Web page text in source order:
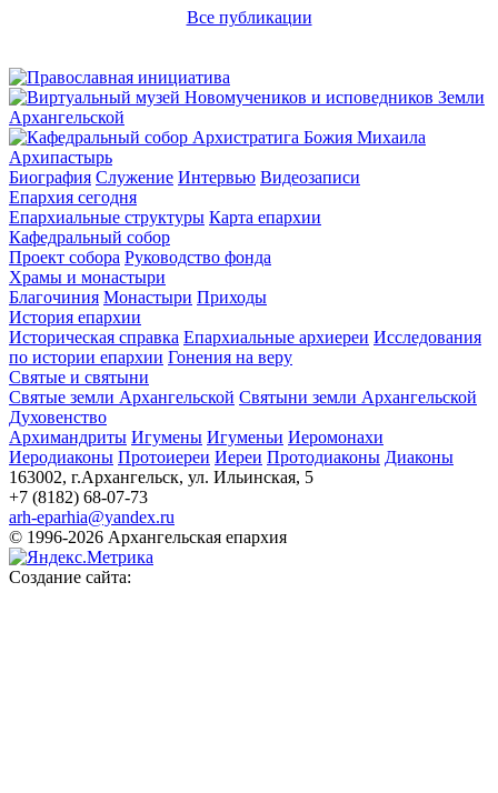
Все публикации
Архипастырь
Биография Служение Интервью Видеозаписи
Епархия сегодня
Епархиальные структуры Карта епархии
Кафедральный собор
Проект собора Руководство фонда
Храмы и монастыри
Благочиния Монастыри Приходы
История епархии
Историческая справка Епархиальные архиереи Исследования
по истории епархии Гонения на веру
Святые и святыни
Святые земли Архангельской Святыни земли Архангельской
Духовенство
Архимандриты Игумены Игуменьи Иеромонахи
Иеродиаконы Протоиереи Иереи Протодиаконы Диаконы
163002, г.Архангельск, ул. Ильинская, 5
+7 (8182) 68-07-73
arh-eparhia@yandex.ru
© 1996-2026 Архангельская епархия
Создание сайта: